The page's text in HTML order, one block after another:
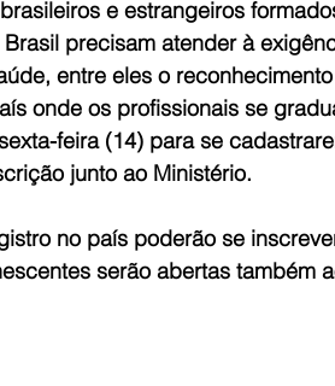
e estrangeiros
precisam atender à
entre eles o
onde os profissionais se
feira (14) para se
junto ao Ministério.
no país poderão se
serão abertas também